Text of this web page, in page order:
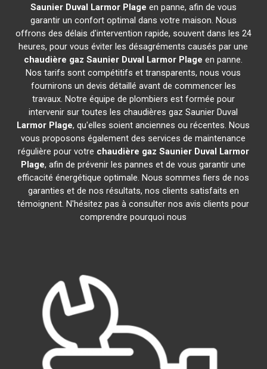
Saunier Duval Larmor Plage en panne, afin de vous
garantir un confort optimal dans votre maison. Nous
offrons des délais d'intervention rapide, souvent dans les 24
heures, pour vous éviter les désagréments causés par une
chaudière gaz Saunier Duval Larmor Plage en panne.
Nos tarifs sont compétitifs et transparents, nous vous
fournirons un devis détaillé avant de commencer les
travaux. Notre équipe de plombiers est formée pour
intervenir sur toutes les chaudières gaz Saunier Duval
Larmor Plage, qu'elles soient anciennes ou récentes. Nous
vous proposons également des services de maintenance
régulière pour votre chaudière gaz Saunier Duval Larmor
Plage, afin de prévenir les pannes et de vous garantir une
efficacité énergétique optimale. Nous sommes fiers de nos
garanties et de nos résultats, nos clients satisfaits en
témoignent. N'hésitez pas à consulter nos avis clients pour
comprendre pourquoi nous